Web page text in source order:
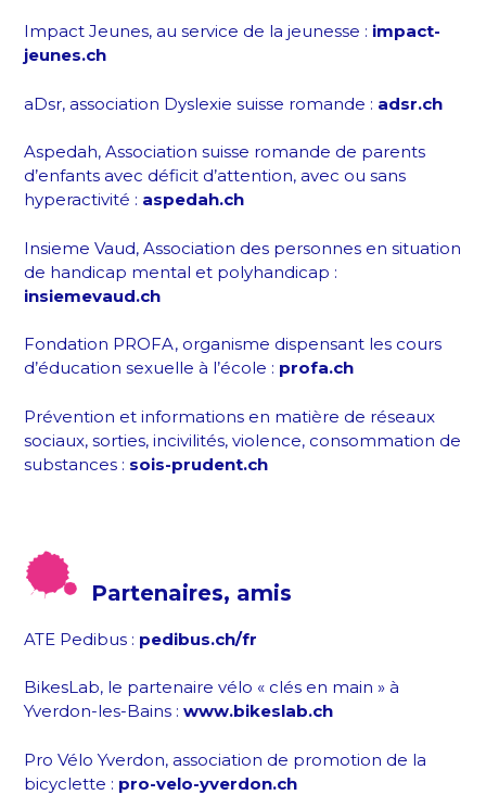
Impact Jeunes, au service de la jeunesse : impact-
jeunes.ch
aDsr, association Dyslexie suisse romande : adsr.ch
Aspedah, Association suisse romande de parents
d’enfants avec déficit d’attention, avec ou sans
hyperactivité : aspedah.ch
Insieme Vaud, Association des personnes en situation
de handicap mental et polyhandicap :
insiemevaud.ch
Fondation PROFA, organisme dispensant les cours
d’éducation sexuelle à l’école : profa.ch
Prévention et informations en matière de réseaux
sociaux, sorties, incivilités, violence, consommation de
substances : sois-prudent.ch
Partenaires, amis
ATE Pedibus : pedibus.ch/fr
BikesLab, le partenaire vélo « clés en main » à
Yverdon-les-Bains : www.bikeslab.ch
Pro Vélo Yverdon, association de promotion de la
bicyclette : pro-velo-yverdon.ch